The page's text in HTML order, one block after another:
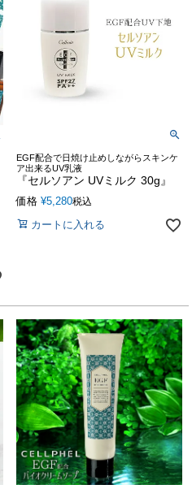
EGF配合で日焼け止めしながらスキンケ
ア出来るUV乳液
『セルソアン UVミルク 30g』
価格 ¥5,280税込
カートに入れる